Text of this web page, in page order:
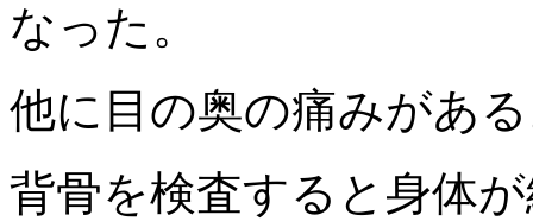
なった。
他に目の奥の痛みがあ
背骨を検査すると身体